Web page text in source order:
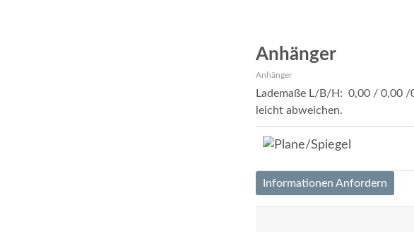
Anhänger
Anhänger
Lademaße L/B/H: 0,00 / 0,00
leicht abweichen.
Informationen Anfordern